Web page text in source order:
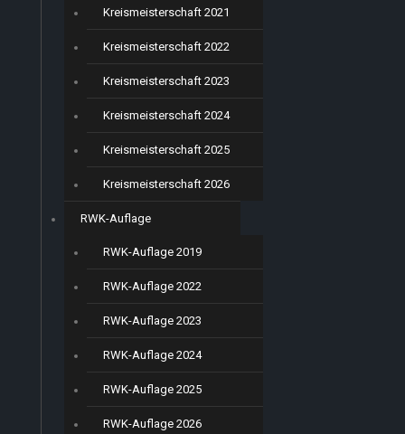
Kreismeisterschaft 2021
Kreismeisterschaft 2022
Kreismeisterschaft 2023
Kreismeisterschaft 2024
Kreismeisterschaft 2025
Kreismeisterschaft 2026
RWK-Auflage
RWK-Auflage 2019
RWK-Auflage 2022
RWK-Auflage 2023
RWK-Auflage 2024
RWK-Auflage 2025
RWK-Auflage 2026